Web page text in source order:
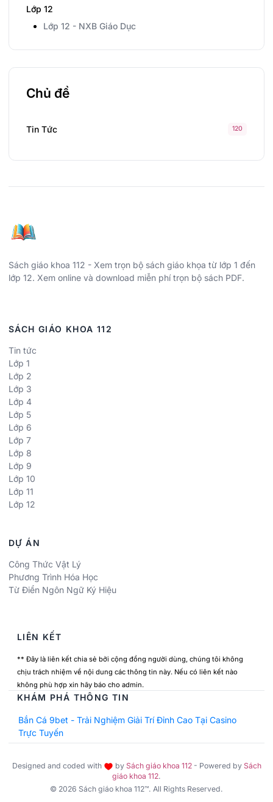
Lớp 12
Lớp 12 - NXB Giáo Dục
Chủ đề
Tin Tức 120
Sách giáo khoa 112 - Xem trọn bộ sách giáo khọa từ lớp 1 đến
lớp 12. Xem online và download miễn phí trọn bộ sách PDF.
SÁCH GIÁO KHOA 112
Tin tức
Lớp 1
Lớp 2
Lớp 3
Lớp 4
Lớp 5
Lớp 6
Lớp 7
Lớp 8
Lớp 9
Lớp 10
Lớp 11
Lớp 12
DỰ ÁN
Công Thức Vật Lý
Phương Trình Hóa Học
Từ Điển Ngôn Ngữ Ký Hiệu
LIÊN KẾT
** Đây là liên kết chia sẻ bởi cộng đồng người dùng, chúng tôi không
chịu trách nhiệm về nội dung các thông tin này. Nếu có liên kết nào
không phù hợp xin hãy báo cho admin.
KHÁM PHÁ THÔNG TIN
Bắn Cá 9bet - Trải Nghiệm Giải Trí Đỉnh Cao Tại Casino
Trực Tuyến
Designed and coded with by Sách giáo khoa 112- Powered by Sách
giáo khoa 112.
© 2026 Sách giáo khoa 112™. All Rights Reserved.